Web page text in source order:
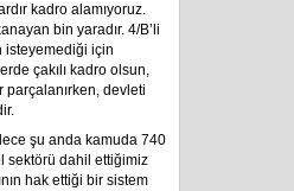
kadro alamıyoruz.
bin yaradır. 4/B’li
isteyemediği için
çakılı kadro olsun,
parçalanırken, devleti
şu anda kamuda 740
sektörü dahil ettiğimiz
hak ettiği bir sistem